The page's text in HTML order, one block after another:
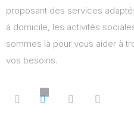
proposant des services
à domicile, les activités
sommes là pour vous aider à
vos besoins.